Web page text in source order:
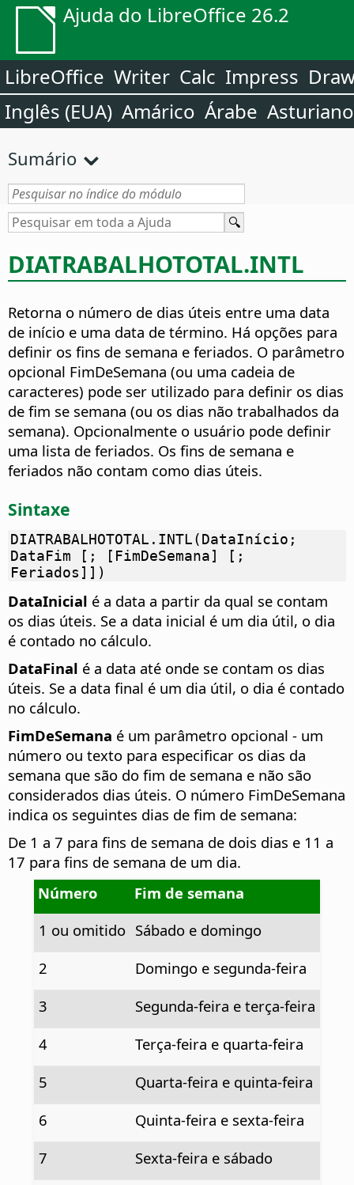
Ajuda do LibreOffice 26.2
LibreOffice Writer Calc Impress
Inglês (EUA) Amárico Árabe Asturiano
Sumário
DIATRABALHOTOTAL.INTL
Retorna o número de dias úteis entre uma data
de início e uma data de término. Há opções para
definir os fins de semana e feriados. O parâmetro
opcional FimDeSemana (ou uma cadeia de
caracteres) pode ser utilizado para definir os dias
de fim se semana (ou os dias não trabalhados da
semana). Opcionalmente o usuário pode definir
uma lista de feriados. Os fins de semana e
feriados não contam como dias úteis.
Sintaxe
DIATRABALHOTOTAL.INTL(DataInício;
DataFim [; [FimDeSemana] [;
Feriados]])
DataInicial é a data a partir da qual se contam
os dias úteis. Se a data inicial é um dia útil, o dia
é contado no cálculo.
DataFinal é a data até onde se contam os dias
úteis. Se a data final é um dia útil, o dia é contado
no cálculo.
FimDeSemana é um parâmetro opcional - um
número ou texto para especificar os dias da
semana que são do fim de semana e não são
considerados dias úteis. O número FimDeSemana
indica os seguintes dias de fim de semana:
De 1 a 7 para fins de semana de dois dias e 11 a
17 para fins de semana de um dia.
Número
Fim de semana
1 ou omitido Sábado e domingo
2
Domingo e segunda-feira
3
Segunda-feira e terça-feira
4
Terça-feira e quarta-feira
5
Quarta-feira e quinta-feira
6
Quinta-feira e sexta-feira
7
Sexta-feira e sábado